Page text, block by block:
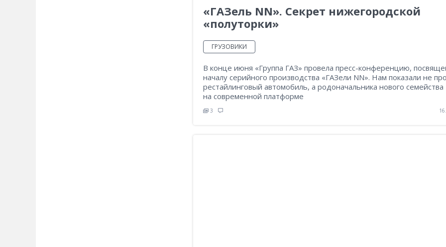
«ГАЗель NN». Секрет нижегородской
«полуторки»
ГРУЗОВИКИ
В конце июня «Группа ГАЗ» провела пресс-конференцию,
началу серийного производства «ГАЗели NN». Нам показали не
рестайлинговый автомобиль, а родоначальника нового семейства
на современной платформе
3